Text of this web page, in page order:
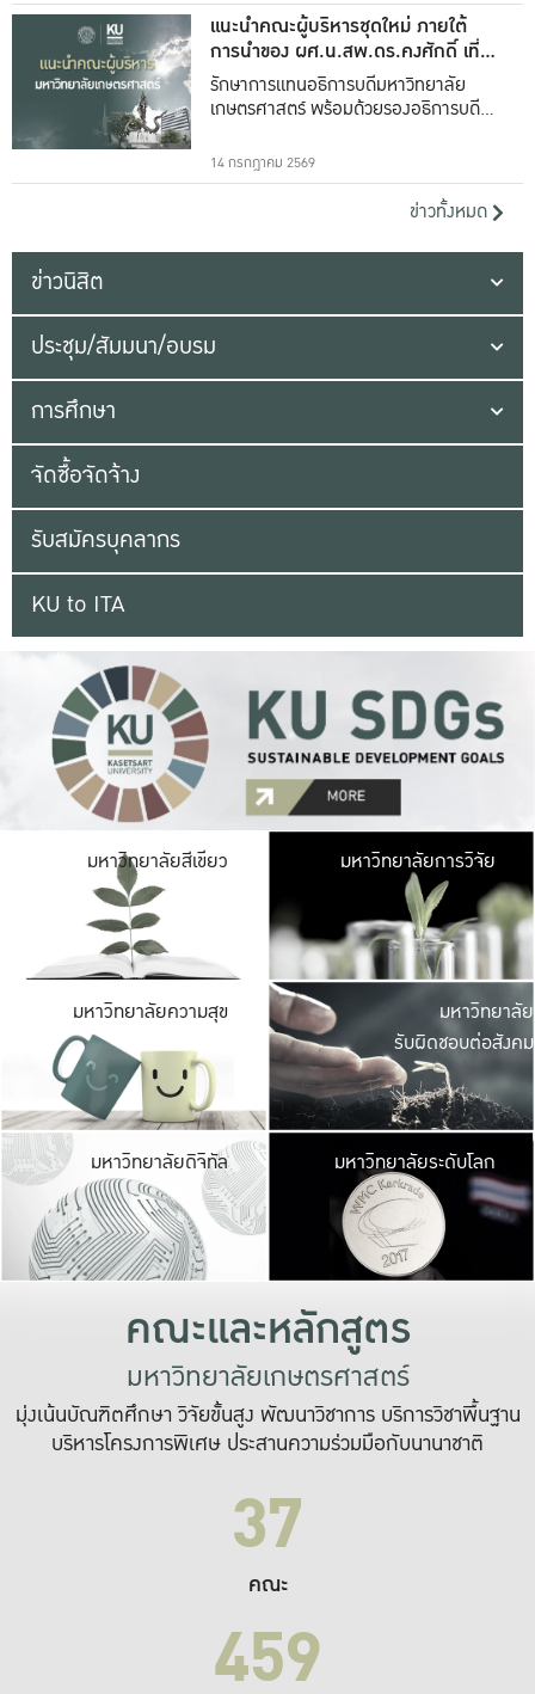
แนะนำคณะผู้บริหารชุดใหม่ ภายใต้
การนำของ ผศ.น.สพ.ดร.คงศักดิ์ เที่ยง
ธรรม
รักษาการแทนอธิการบดีมหาวิทยาลัย
เกษตรศาสตร์ พร้อมด้วยรองอธิการบดีทั้ง
14 กรกฎาคม 2569
ข่าวทั้งหมด
ข่าวนิสิต
ประชุม/สัมมนา/อบรม
การศึกษา
จัดซื้อจัดจ้าง
รับสมัครบุคลากร
KU to ITA
มหาวิทยาลัยสีเขียว มหาวิ
มีพื้นที่เขียวสดใส
เป็นป่าในเมือง เกษต
มหาวิทยาลัยการวิจัย
มหาวิทยาลัยความสุข มหาวิ
ค
เปิดประ
และพบเรื่องราวใ
มหาวิทยาลัย
รับผิดชอบต่อสังคม
มหาวิทยาลัยดิจิทัล มหาวิ
เปลี่ยนแปลง แล
เพื่อทำง
ระบบสารสนเทศ
มหาวิทยาลัยระดับโลก
คณะและหลักสูตร
มหาวิทยาลัยเกษตรศาสตร์
มุ่งเน้นบัณฑิตศึกษา วิจัยขั้นสูง พัฒนาวิชาการ บริการวิชาพื้นฐาน
บริหารโครงการพิเศษ ประสานความร่วมมือกับนานาชาติ
37
คณะ
459